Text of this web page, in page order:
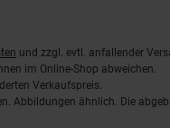
und zzgl. evtl. anfallender
im Online-Shop abweichen.
Verkaufspreis.
Abbildungen ähnlich. Die